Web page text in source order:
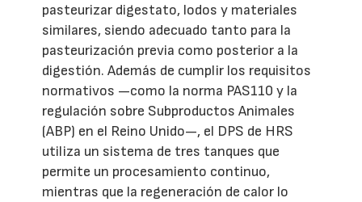
pasteurizar digestato, lodos y materiales
similares, siendo adecuado tanto para la
pasteurización previa como posterior a la
digestión. Además de cumplir los requisitos
normativos —como la norma PAS110 y la
regulación sobre Subproductos Animales
(ABP) en el Reino Unido—, el DPS de HRS
utiliza un sistema de tres tanques que
permite un procesamiento continuo,
mientras que la regeneración de calor lo